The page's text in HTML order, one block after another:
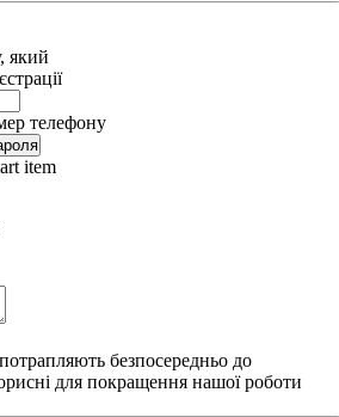
який
телефону
безпосередньо до
для покращення нашої роботи